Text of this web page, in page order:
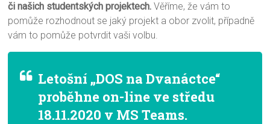
či našich studentských projektech.Věříme, že vám to
pomůže rozhodnout se jaký projekt a obor zvolit, případně
vám to pomůže potvrdit vaši volbu.
Letošní „DOS na Dvanáctce“
proběhne on-line ve středu
18.11.2020 v MS Teams.